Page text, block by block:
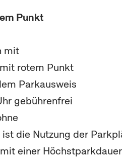
Punkt
mit
rotem Punkt
Parkausweis
gebührenfrei
die Nutzung der
einer